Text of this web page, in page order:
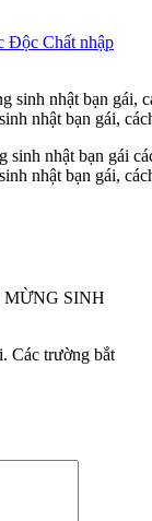
Độc Chất nhập
nhật bạn gái,
nhật bạn gái,
MỪNG SINH
Các trường bắt